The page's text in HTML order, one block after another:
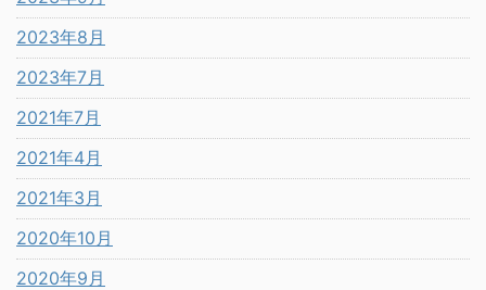
2023年8月
2023年7月
2021年7月
2021年4月
2021年3月
2020年10月
2020年9月